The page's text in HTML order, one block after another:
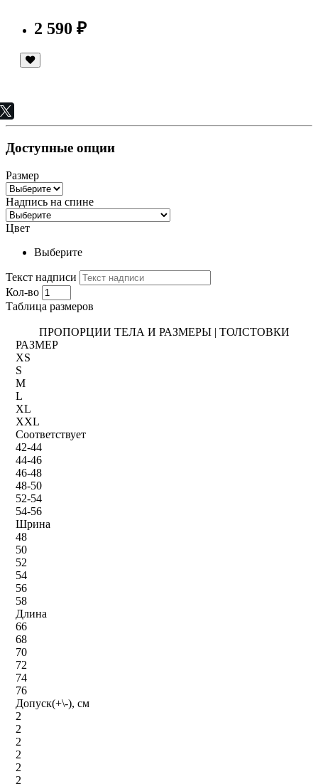
2 590 ₽
Доступные опции
Размер
Надпись на спине
Цвет
Выберите
Текст надписи
Кол-во
Таблица размеров
ПРОПОРЦИИ ТЕЛА И РАЗМЕРЫ | ТОЛСТОВКИ
РАЗМЕР
XS
S
M
L
XL
XXL
Соответствует
42-44
44-46
46-48
48-50
52-54
54-56
Шрина
48
50
52
54
56
58
Длина
66
68
70
72
74
76
Допуск(+\-), см
2
2
2
2
2
2